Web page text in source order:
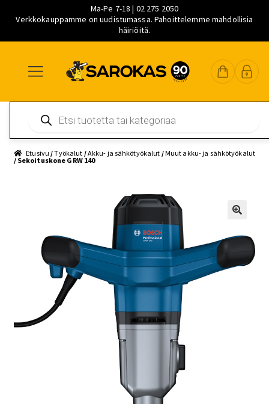
Ma-Pe 7-18 | 02 275 2050
Verkkokauppamme on uudistumassa. Pahoittelemme mahdollisia
häiriöitä.
navigointiin
sisältöön
pääsisältöön
search
Etusivu /Työkalut /Akku- ja sähkötyökalut /Muut akku- ja sähkötyökalut
/ Sekoituskone GRW 140